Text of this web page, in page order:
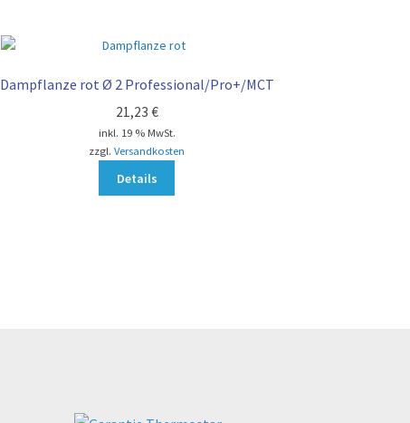
Dampflanze rot Ø 2 Professional/Pro+/MCT
21,23 €
inkl. 19 % MwSt.
zzgl.Versandkosten
Details